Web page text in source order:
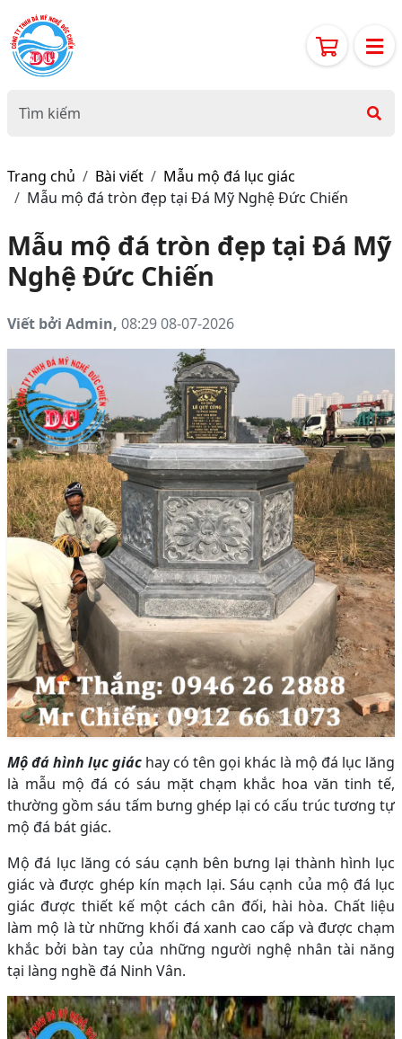
Trang chủ Bài viết
Mẫu mộ đá lục giác
Mẫu mộ đá tròn đẹp tại Đá Mỹ Nghệ Đức Chiến
Mẫu mộ đá tròn đẹp tại Đá Mỹ
Nghệ Đức Chiến
Viết bởi Admin, 08:29 08-07-2026
Mộ đá hình lục giác hay có tên gọi khác là mộ đá lục lăng
là mẫu mộ đá có sáu mặt chạm khắc hoa văn tinh tế,
thường gồm sáu tấm bưng ghép lại có cấu trúc tương tự
mộ đá bát giác.
Mộ đá lục lăng có sáu cạnh bên bưng lại thành hình lục
giác và được ghép kín mạch lại. Sáu cạnh của mộ đá lục
giác được thiết kế một cách cân đối, hài hòa. Chất liệu
làm mộ là từ những khối đá xanh cao cấp và được chạm
khắc bởi bàn tay của những người nghệ nhân tài năng
tại làng nghề đá Ninh Vân.